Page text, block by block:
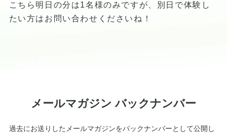
こちら明日の分は1名様のみですが、別日で体験し
たい方は お問い合わせ くださいね！
メールマガジン バックナンバー
過去にお送りしたメールマガジンをバックナンバーとして公開し